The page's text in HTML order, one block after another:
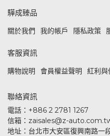
驊成臻品
關於我們 我的帳戶 隱私政策
客服資訊
購物說明 會員權益聲明 紅利與
聯絡資訊
電話：+886 2 2781 1267
信箱：zaisales@z-
地址：台北市大安區復興南路一